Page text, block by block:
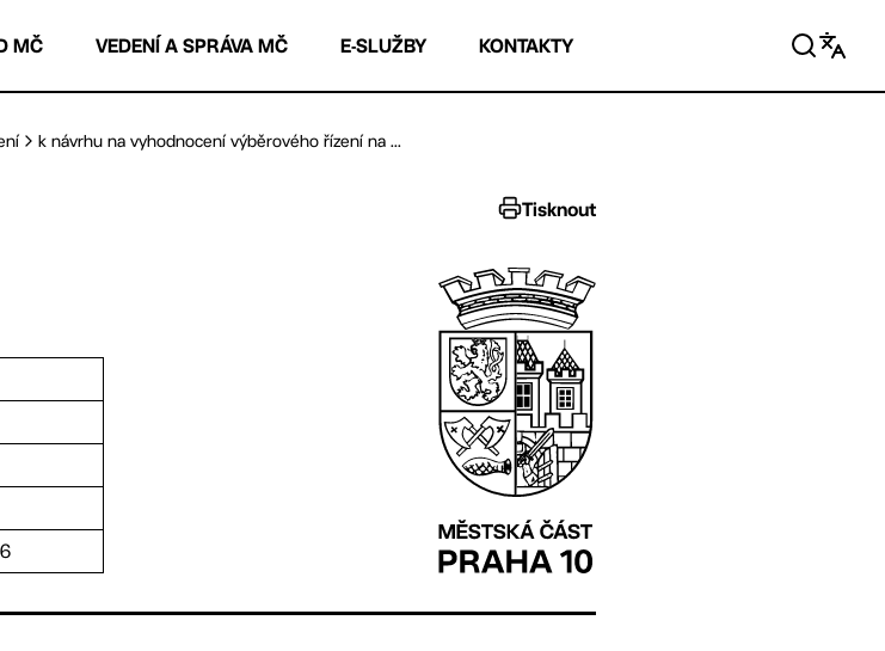
MČ VEDENÍ A SPRÁVA MČ E-SLUŽBY KONTAKTY
k návrhu na vyhodnocení výběrového řízení na ...
Tisknout